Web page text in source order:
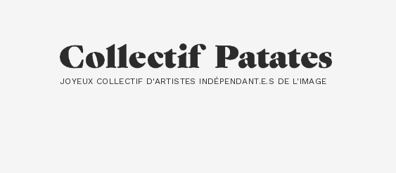
JOYEUX COLLECTIF D'ARTISTES INDÉPENDANT.E.S DE L'IMAGE